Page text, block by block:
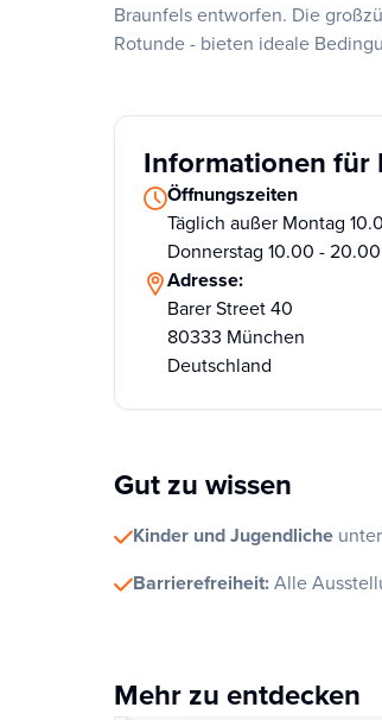
Braunfels entworfen. Die
Rotunde - bieten ideale
Informationen für
Öffnungszeiten
Täglich außer Montag
Donnerstag 10.00 -
Adresse:
Barer Street 40
80333 München
Deutschland
Gut zu wissen
Kinder und Jugendliche
Barrierefreiheit:Alle
Mehr zu entdecken